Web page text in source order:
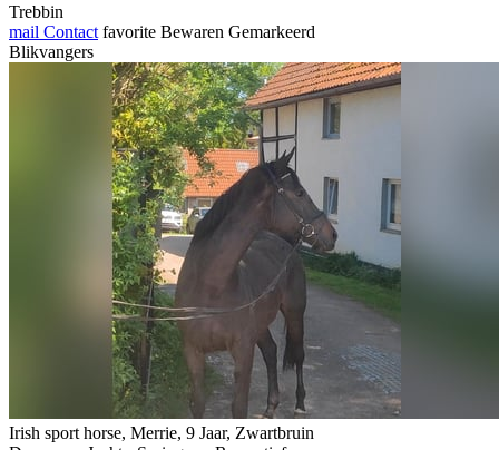
Trebbin
mail Contact favorite Bewaren Gemarkeerd
Blikvangers
Irish sport horse, Merrie, 9 Jaar, Zwartbruin